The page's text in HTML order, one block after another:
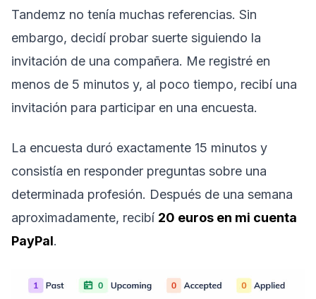
Tandemz no tenía muchas referencias. Sin
embargo, decidí probar suerte siguiendo la
invitación de una compañera. Me registré en
menos de 5 minutos y, al poco tiempo, recibí una
invitación para participar en una encuesta.
La encuesta duró exactamente 15 minutos y
consistía en responder preguntas sobre una
determinada profesión. Después de una semana
aproximadamente, recibí 20 euros en mi cuenta
PayPal.